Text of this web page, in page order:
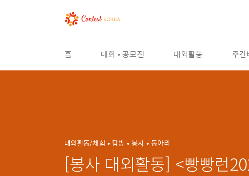
홈 대회 • 공모전 대외활동 주간
대외활동/체험 • 탐방 • 봉사 • 동아리
[봉사 대외활동] <빵빵런